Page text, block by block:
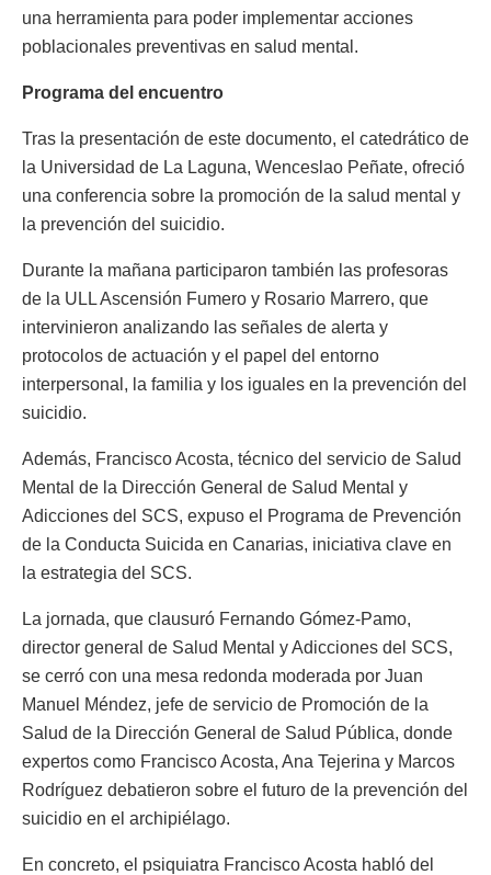
una herramienta para poder implementar acciones
poblacionales preventivas en salud mental.
Programa del encuentro
Tras la presentación de este documento, el catedrático de
la Universidad de La Laguna, Wenceslao Peñate, ofreció
una conferencia sobre la promoción de la salud mental y
la prevención del suicidio.
Durante la mañana participaron también las profesoras
de la ULL Ascensión Fumero y Rosario Marrero, que
intervinieron analizando las señales de alerta y
protocolos de actuación y el papel del entorno
interpersonal, la familia y los iguales en la prevención del
suicidio.
Además, Francisco Acosta, técnico del servicio de Salud
Mental de la Dirección General de Salud Mental y
Adicciones del SCS, expuso el Programa de Prevención
de la Conducta Suicida en Canarias, iniciativa clave en
la estrategia del SCS.
La jornada, que clausuró Fernando Gómez-Pamo,
director general de Salud Mental y Adicciones del SCS,
se cerró con una mesa redonda moderada por Juan
Manuel Méndez, jefe de servicio de Promoción de la
Salud de la Dirección General de Salud Pública, donde
expertos como Francisco Acosta, Ana Tejerina y Marcos
Rodríguez debatieron sobre el futuro de la prevención del
suicidio en el archipiélago.
En concreto, el psiquiatra Francisco Acosta habló del